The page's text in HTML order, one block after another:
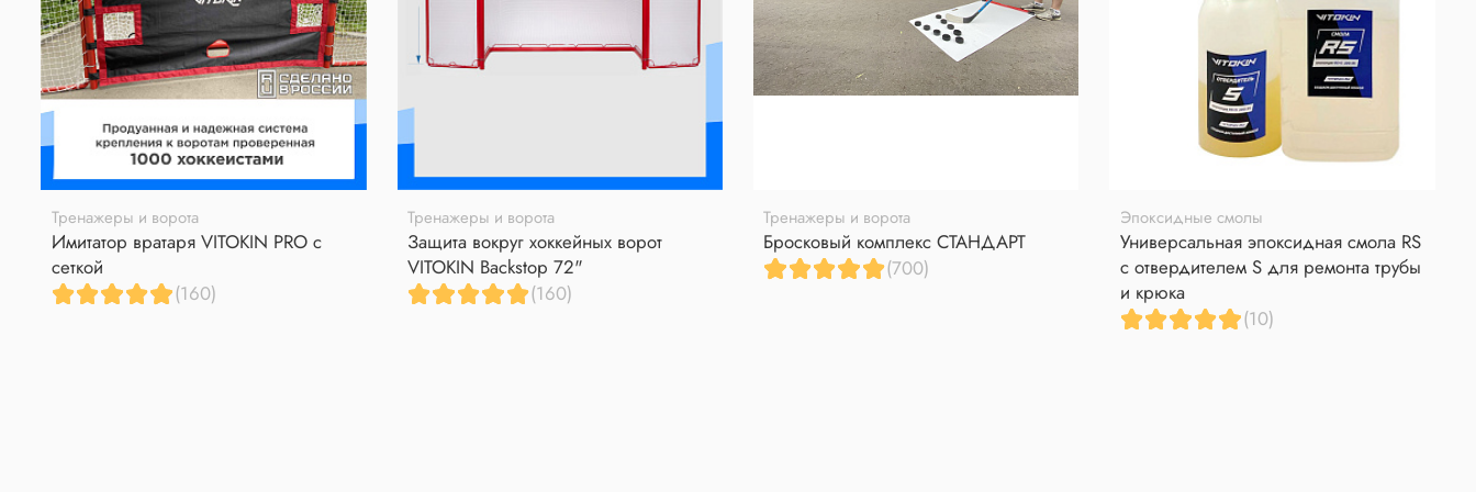
Тренажеры и ворота
Имитатор вратаря VITOKIN PRO с
сеткой
(160)
Тренажеры и ворота
Защита вокруг хоккейных ворот
VITOKIN Backstop 72"
(160)
Тренажеры и ворота
Бросковый комплекс СТАНДАРТ
(700)
Эпоксидные смолы
Универсальная эпоксидная смола RS
с отвердителем S для ремонта трубы
и крюка
(10)